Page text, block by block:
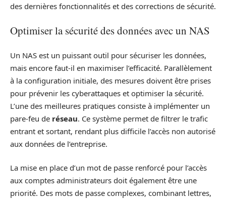
des dernières fonctionnalités et des corrections de sécurité.
Optimiser la sécurité des données avec un NAS
Un NAS est un puissant outil pour sécuriser les données,
mais encore faut-il en maximiser l’efficacité. Parallèlement
à la configuration initiale, des mesures doivent être prises
pour prévenir les cyberattaques et optimiser la sécurité.
L’une des meilleures pratiques consiste à implémenter un
pare-feu de réseau. Ce système permet de filtrer le trafic
entrant et sortant, rendant plus difficile l’accès non autorisé
aux données de l’entreprise.
La mise en place d’un mot de passe renforcé pour l’accès
aux comptes administrateurs doit également être une
priorité. Des mots de passe complexes, combinant lettres,